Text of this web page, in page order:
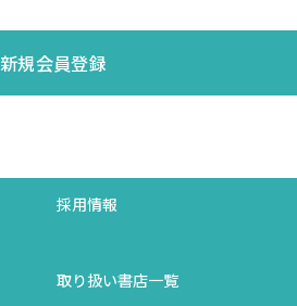
新規会員登録
採用情報
取り扱い書店一覧